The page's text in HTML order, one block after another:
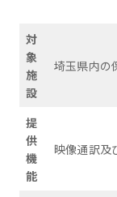
対
象
施
設
埼玉県内の
提
供
機
能
映像通訳及